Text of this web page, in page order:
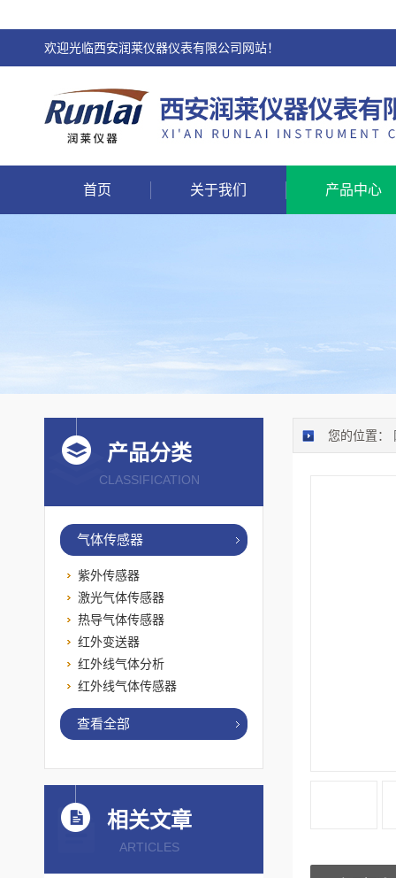
欢迎光临西安润莱仪器仪表有限公司网站！
首页 关于我们 产品中心
您的位置：
产品分类
CLASSIFICATION
气体传感器
紫外传感器
激光气体传感器
热导气体传感器
红外变送器
红外线气体分析
红外线气体传感器
查看全部
相关文章
ARTICLES